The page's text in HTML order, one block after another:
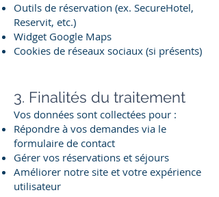
Outils de réservation (ex. SecureHotel,
Reservit, etc.)
Widget Google Maps
Cookies de réseaux sociaux (si présents)
3. Finalités du traitement
Vos données sont collectées pour :
Répondre à vos demandes via le
formulaire de contact
Gérer vos réservations et séjours
Améliorer notre site et votre expérience
utilisateur